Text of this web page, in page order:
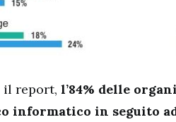
il report, l’84% delle
informatico in seguito